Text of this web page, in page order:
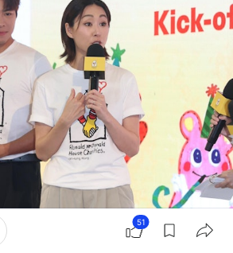
51